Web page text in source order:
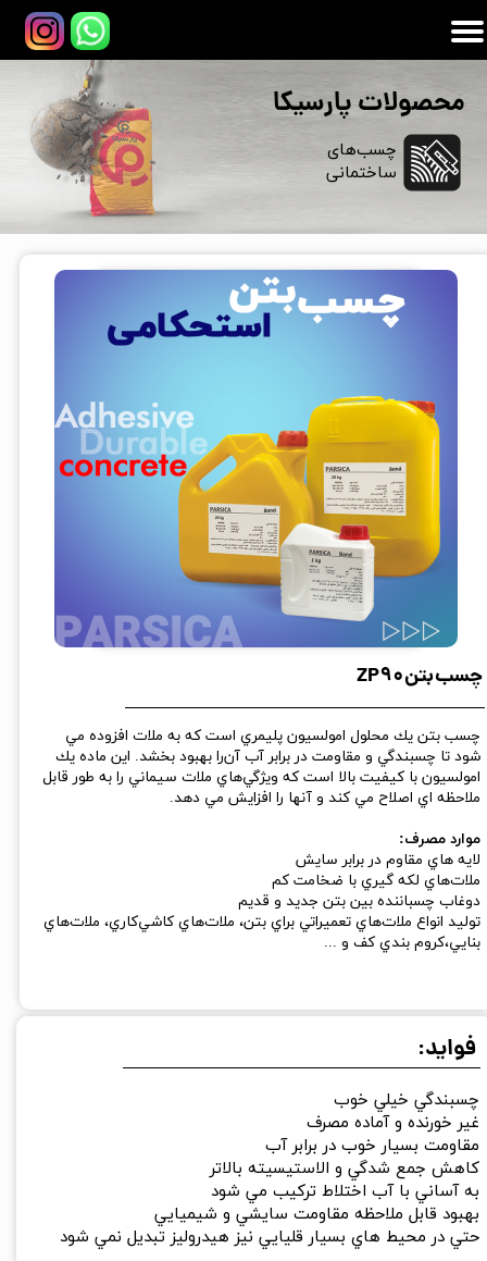
​​چسب‌های
​​​​​​​ساختمانی
محصولات پارسیکا
خانه/
چسب بتن ZP90
چسب بتن يك محلول امولسيون پليمري است كه به ملات افزوده مي
شود تا چسبندگي و مقاومت در برابر آب آن‌را بهبود بخشد. اين ماده يك
امولسيون با كيفيت بالا است كه ويژگي‌هاي ملات سيماني را به طور قابل
ملاحظه اي اصلاح مي كند و آنها را افزايش مي د‌هد.
موارد مصرف:
لايه هاي مقاوم در برابر سايش
ملات‌هاي لكه گيري با ضخامت كم
دوغاب چسباننده بين بتن جديد و قديم
توليد انواع ملات‌هاي تعميراتي براي بتن، ملات‌هاي كاشي‌كاري، ملات‌هاي
بنايي،كروم بندي كف و ...
فواید:
چسبندگي خيلي خوب
غير خورنده و آماده مصرف
مقاومت بسيار خوب در برابر آب
كاهش جمع شدگي و الاستيسيته بالاتر
به آساني با آب اختلاط ترکيب مي شود
بهبود قابل ملاحظه مقاومت سايشي و شيميايي
حتي در محيط هاي بسيار قليايي نيز هيدروليز تبديل نمي شود